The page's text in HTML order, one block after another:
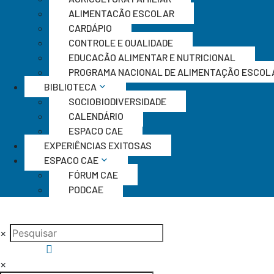
ALIMENTAÇÃO ESCOLAR
CARDÁPIO
CONTROLE E QUALIDADE
EDUCAÇÃO ALIMENTAR E NUTRICIONAL
PROGRAMA NACIONAL DE ALIMENTAÇÃO
BIBLIOTECA
SOCIOBIODIVERSIDADE
CALENDÁRIO
ESPAÇO CAE
EXPERIÊNCIAS EXITOSAS
ESPAÇO CAE
FÓRUM CAE
PODCAE
×
×